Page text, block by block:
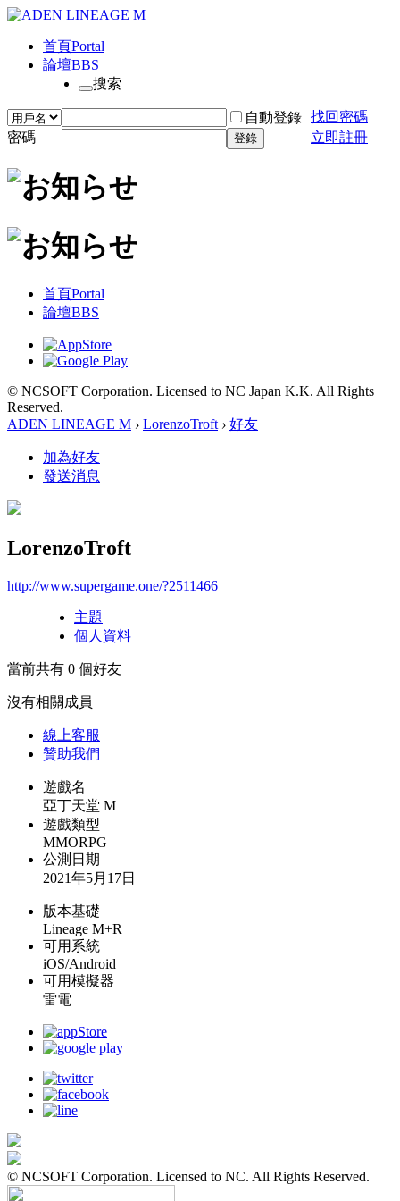
首頁Portal
論壇BBS
搜索
自動登錄 找回密碼
密碼
登錄 立即註冊
首頁Portal
論壇BBS
© NCSOFT Corporation. Licensed to NC Japan K.K. All Rights
Reserved.
ADEN LINEAGE M › LorenzoTroft › 好友
加為好友
發送消息
LorenzoTroft
http://www.supergame.one/?2511466
主題
個人資料
當前共有 0 個好友
沒有相關成員
線上客服
贊助我們
遊戲名
亞丁天堂 M
遊戲類型
MMORPG
公測日期
2021年5月17日
版本基礎
Lineage M+R
可用系統
iOS/Android
可用模擬器
雷電
© NCSOFT Corporation. Licensed to NC. All Rights Reserved.